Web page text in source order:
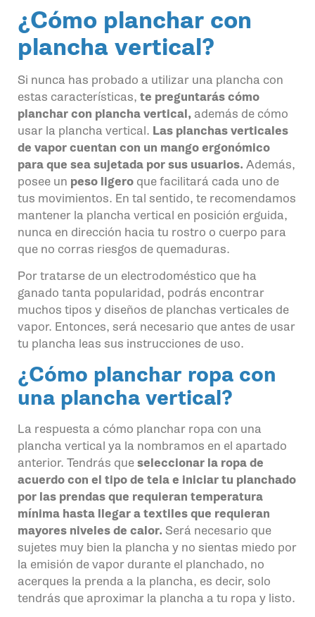
¿Cómo planchar con
plancha vertical?
Si nunca has probado a utilizar una plancha con
estas características, te preguntarás cómo
planchar con plancha vertical, además de cómo
usar la plancha vertical. Las planchas verticales
de vapor cuentan con un mango ergonómico
para que sea sujetada por sus usuarios. Además,
posee un peso ligero que facilitará cada uno de
tus movimientos. En tal sentido, te recomendamos
mantener la plancha vertical en posición erguida,
nunca en dirección hacia tu rostro o cuerpo para
que no corras riesgos de quemaduras.
Por tratarse de un electrodoméstico que ha
ganado tanta popularidad, podrás encontrar
muchos tipos y diseños de planchas verticales de
vapor. Entonces, será necesario que antes de usar
tu plancha leas sus instrucciones de uso.
¿Cómo planchar ropa con
una plancha vertical?
La respuesta a cómo planchar ropa con una
plancha vertical ya la nombramos en el apartado
anterior. Tendrás queseleccionar la ropa de
acuerdo con el tipo de tela e iniciar tu planchado
por las prendas que requieran temperatura
mínima hasta llegar a textiles que requieran
mayores niveles de calor. Será necesario que
sujetes muy bien la plancha y no sientas miedo por
la emisión de vapor durante el planchado, no
acerques la prenda a la plancha, es decir, solo
tendrás que aproximar la plancha a tu ropa y listo.